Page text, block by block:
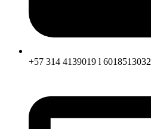
+57 314 4139019 l 6018513032